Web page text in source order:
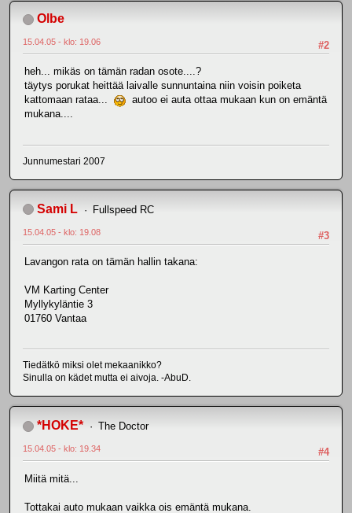
Olbe
#2
15.04.05 - klo: 19.06
heh... mikäs on tämän radan osote....?
täytys porukat heittää laivalle sunnuntaina niin voisin poiketa
kattomaan rataa...
autoo ei auta ottaa mukaan kun on emäntä
mukana....
Junnumestari 2007
Sami L Fullspeed RC
#3
15.04.05 - klo: 19.08
Lavangon rata on tämän hallin takana:
VM Karting Center
Myllykyläntie 3
01760 Vantaa
Tiedätkö miksi olet mekaanikko?
Sinulla on kädet mutta ei aivoja. -AbuD.
*HOKE* The Doctor
#4
15.04.05 - klo: 19.34
Miitä mitä...
Tottakai auto mukaan vaikka ois emäntä mukana.